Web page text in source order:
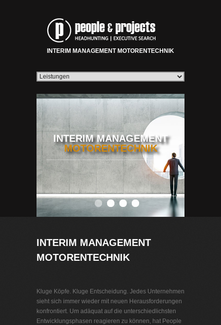
INTERIM MANAGEMENT MOTORENTECHNIK
INTERIM MANAGEMENT
MOTORENTECHNIK
0
INTERIM MANAGEMENT
MOTORENTECHNIK
Kluge Köpfe. Kluge Entscheidung. Jedes Unternehmen
sieht sich immer wieder mit neuen Herausforderungen
konfrontiert. Um adäquat auf die unterschiedlichsten
Entwicklungsphasen reagieren zu können, hat People